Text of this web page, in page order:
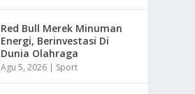
Red Bull Merek Minuman
Energi, Berinvestasi Di
Dunia Olahraga
Agu 5, 2026 | Sport